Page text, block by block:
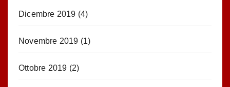
Dicembre 2019 (4)
Novembre 2019 (1)
Ottobre 2019 (2)